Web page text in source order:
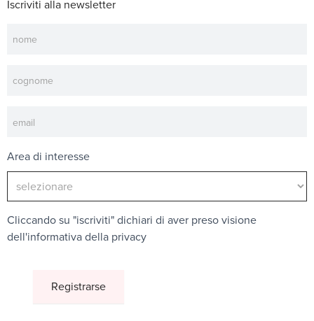
Iscriviti alla newsletter
Area di interesse
Cliccando su "iscriviti" dichiari di aver preso visione
dell'informativa della privacy